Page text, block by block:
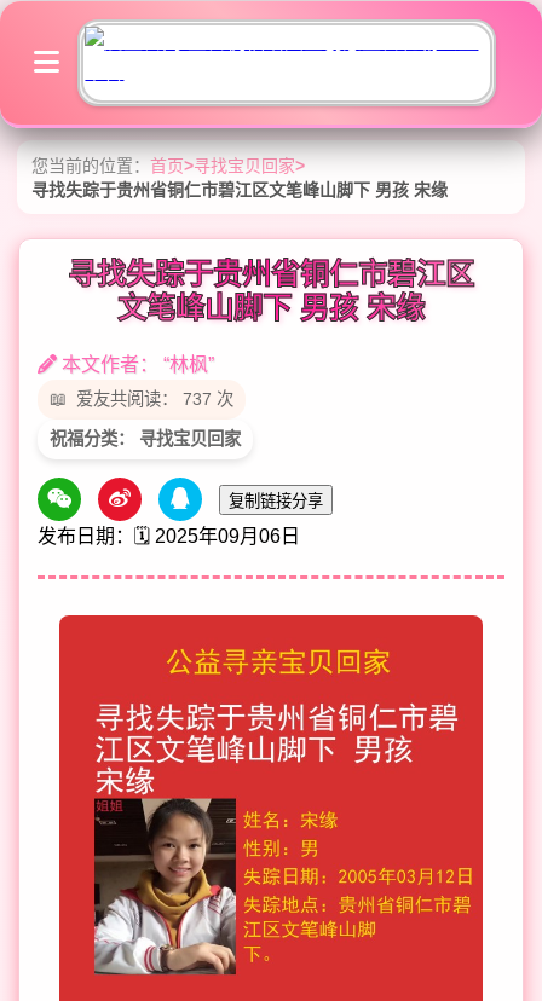
您当前的位置：首页>寻找宝贝回家>
寻找失踪于贵州省铜仁市碧江区文笔峰山脚下 男孩 宋缘
寻找失踪于贵州省铜仁市碧江区
文笔峰山脚下 男孩 宋缘
本文作者： “林枫”
爱友共阅读： 737 次
祝福分类： 寻找宝贝回家
复制链接分享
发布日期：🗓️ 2025年09月06日